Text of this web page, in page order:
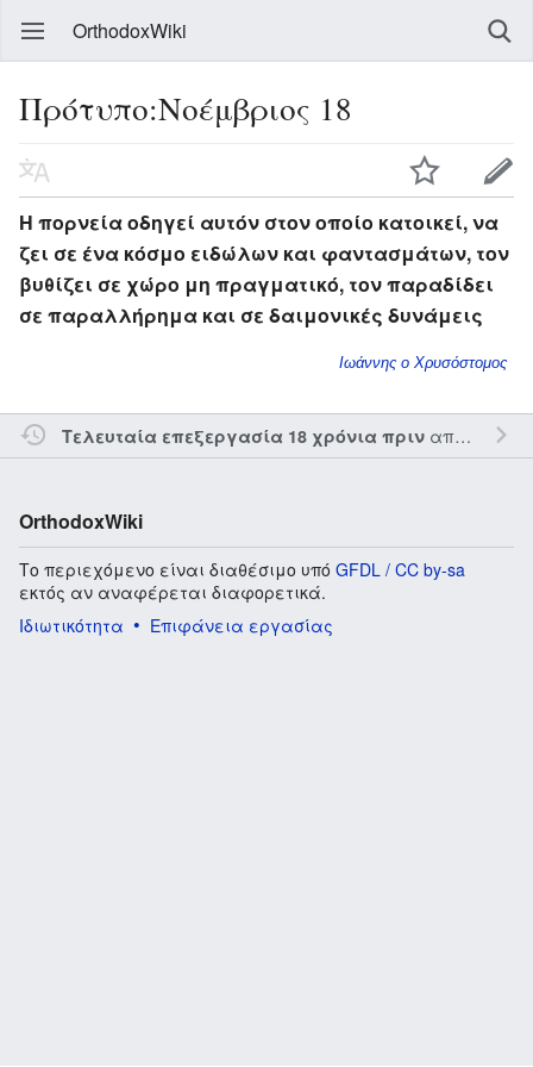
OrthodoxWiki
Πρότυπο:Νοέμβριος 18
Η πορνεία οδηγεί αυτόν στον οποίο κατοικεί, να
ζει σε ένα κόσμο ειδώλων και φαντασμάτων, τον
βυθίζει σε χώρο μη πραγματικό, τον παραδίδει
σε παραλλήρημα και σε δαιμονικές δυνάμεις
Ιωάννης ο Χρυσόστομος
Τελευταία επεξεργασία 18 χρόνια πριναπό τον την
OrthodoxWiki
Το περιεχόμενο είναι διαθέσιμο υπό GFDL / CC by-sa
εκτός αν αναφέρεται διαφορετικά.
Ιδιωτικότητα
Επιφάνεια εργασίας